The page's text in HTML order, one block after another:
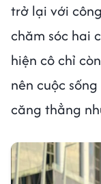
trở lại với
chăm sóc hai
hiện cô chỉ
nên cuộc
căng thẳng